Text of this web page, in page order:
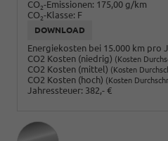
CO2-Emissionen: 175,00 g/km
CO2-Klasse: F
DOWNLOAD
Energiekosten bei 15.000 km pro
CO2 Kosten (niedrig) (Kosten
CO2 Kosten (mittel) (Kosten
CO2 Kosten (hoch) (Kosten
Jahressteuer: 382,- €